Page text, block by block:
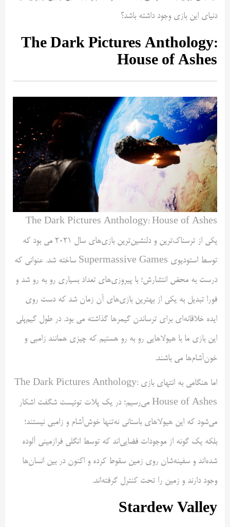
دنیای این بازی وجود داشته باشد؟
The Dark Pictures Anthology:
House of Ashes
The Dark Pictures Anthology: House of Ashes
یکی از ترسناک‌ترین و دلنشین‌ترین بازی‌های سال ۲۰۲۱ می بود که
توسط استودیوی Supermassive Games ساخته شد. عنوانی که
درست به محض انتشارش؛ با پیروزی‌های تعداد بسیاری رو به رو شد و
فورا تبدیل به یکی از بهترین بازی‌های آن زمان شد که دست روی
ایده خلاقانه‌ای برای ترساندن گیمرها گذاشته می بود. در طول گیم‌پلی
این بازی ما با هیولاهایی رو به رو هستیم که چیزی همانند زامبی و
خون‌آشام‌ها می باشند.
اما هنگامی به انتهای بازی The Dark Pictures Anthology:
House of Ashes می‌رسیم؛ در یک پلات توئیست شگفت اشکار
می‌شود که این هیولاهای باستانی نه‌تنها خوش‌‌آشام و زامبی نیستند؛
بلکه یک گونه از موجودات فضایی‌اند که توسط انگلی فرازمینی آلوده
شده‌اند و سفینه‌شان روی زمین سقوط کرده و اکنون در بین انسان‌ها
وجود دارند و زمین را تحت کنترل گرفته‌اند.
Stardew Valley